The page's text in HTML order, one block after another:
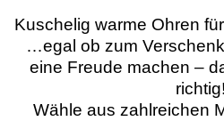
Kuschelig warme Ohren
…egal ob zum
eine Freude machen –
richtig!
Wähle aus zahlreichen